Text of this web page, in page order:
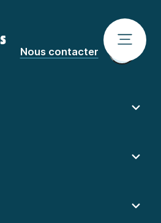
Nous contacter